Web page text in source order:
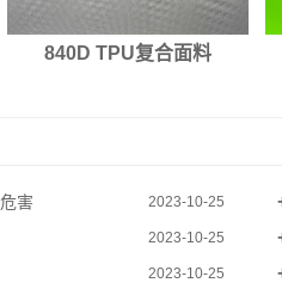
840D TPU复合面料
害 2023-10-25
2023-10-25
2023-10-25